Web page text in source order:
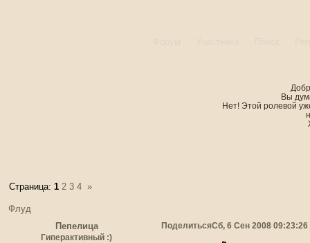
Вы
Нет! Этой ролевой
Флуд
Страница: 1 2 3 4 »
ПоделитьсяСб, 6 Сен 2008 09:23:26
Пепелица
Гиперактивный :)